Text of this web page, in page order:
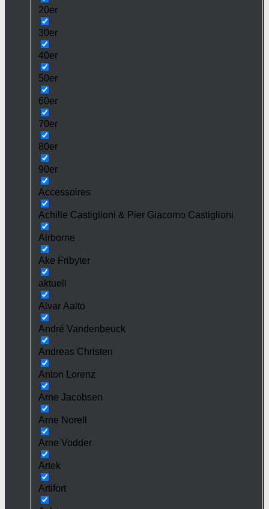
20er
30er
40er
50er
60er
70er
80er
90er
Accessoires
Achille Castiglioni & Pier Giacomo Castiglioni
Airborne
Ake Fribyter
aktuell
Alvar Aalto
André Vandenbeuck
Andreas Christen
Anton Lorenz
Arne Jacobsen
Arne Norell
Arne Vodder
Artek
Artifort